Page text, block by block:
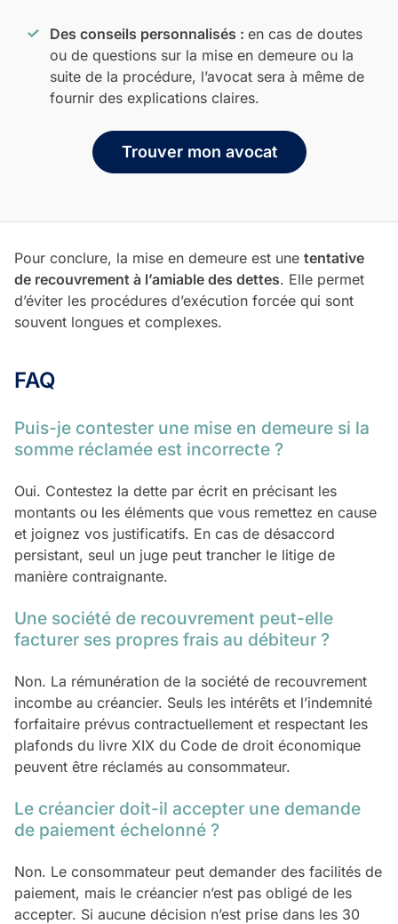
Des conseils personnalisés : en cas de doutes
ou de questions sur la mise en demeure ou la
suite de la procédure, l’avocat sera à même de
fournir des explications claires.
Trouver mon avocat
Pour conclure, la mise en demeure est une tentative
de recouvrement à l’amiable des dettes. Elle permet
d’éviter les procédures d’exécution forcée qui sont
souvent longues et complexes.
FAQ
Puis-je contester une mise en demeure si la
somme réclamée est incorrecte ?
Oui. Contestez la dette par écrit en précisant les
montants ou les éléments que vous remettez en cause
et joignez vos justificatifs. En cas de désaccord
persistant, seul un juge peut trancher le litige de
manière contraignante.
Une société de recouvrement peut-elle
facturer ses propres frais au débiteur ?
Non. La rémunération de la société de recouvrement
incombe au créancier. Seuls les intérêts et l’indemnité
forfaitaire prévus contractuellement et respectant les
plafonds du livre XIX du Code de droit économique
peuvent être réclamés au consommateur.
Le créancier doit-il accepter une demande
de paiement échelonné ?
Non. Le consommateur peut demander des facilités de
paiement, mais le créancier n’est pas obligé de les
accepter. Si aucune décision n’est prise dans les 30